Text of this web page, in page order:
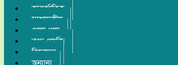
আন্তর্জাতিক
সম্পাদকীয়
খেলা-ধুলা
তথ্য-প্রযুক্তি
বিনোদন